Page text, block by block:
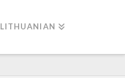
LITHUANIAN